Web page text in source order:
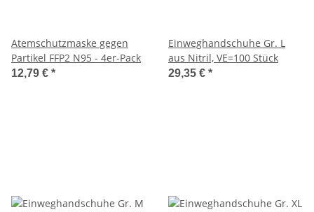
Atemschutzmaske gegen
Partikel FFP2 N95 - 4er-Pack
12,79 € *
Einweghandschuhe Gr. L
aus Nitril, VE=100 Stück
29,35 € *